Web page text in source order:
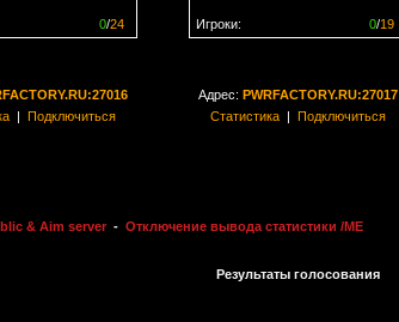
0/24 0/19
Игроки:
| Подключиться
Адрес: PWRFACTORY.RU:27017
Статистика| Подключиться
& Aim server - Отключение вывода статистики /ME
Результаты голосования